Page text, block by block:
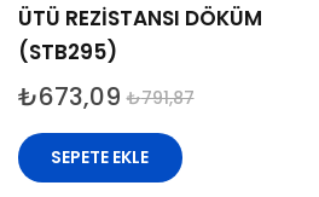
ÜTÜ REZİSTANSI DÖKÜM
(STB295)
₺791,87
₺673,09
SEPETE EKLE